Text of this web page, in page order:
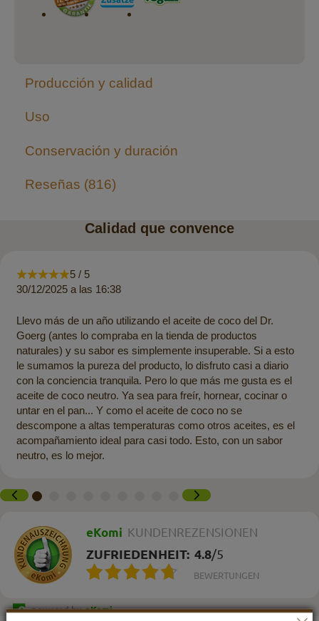
Producción y calidad
Uso
Conservación y duración
Reseñas 816
Calidad que convence
5 / 5
30/12/2025 a las 16:38
Llevo más de un año utilizando el aceite de coco del Dr.
Goerg (antes lo compraba en la tienda de productos
naturales) y su sabor es simplemente insuperable. Si a esto
le sumamos la pureza del producto, lo disfruto casi a diario
con la conciencia tranquila. Pero lo que más me gusta es el
aceite de coco neutro. Ya sea para freír, hornear, cocinar o
untar en el pan... Y como el aceite de coco no se
descompone a altas temperaturas como otros aceites, es el
acompañamiento ideal para casi todo. Esto, con un sabor
neutro, es lo mejor.
eKomi KUNDENREZENSIONEN
ZUFRIEDENHEIT: 4.8/5
BEWERTUNGEN
powered by eKomi